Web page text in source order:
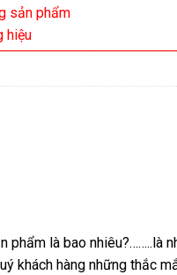
sản phẩm
hiệu
phẩm là bao nhiêu?……..là
khách hàng những thắc